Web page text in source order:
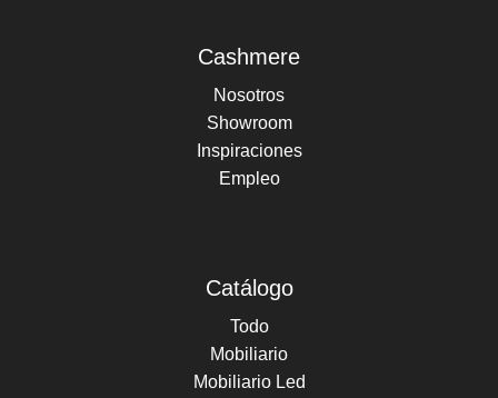
Cashmere
Nosotros
Showroom
Inspiraciones
Empleo
Catálogo
Todo
Mobiliario
Mobiliario Led